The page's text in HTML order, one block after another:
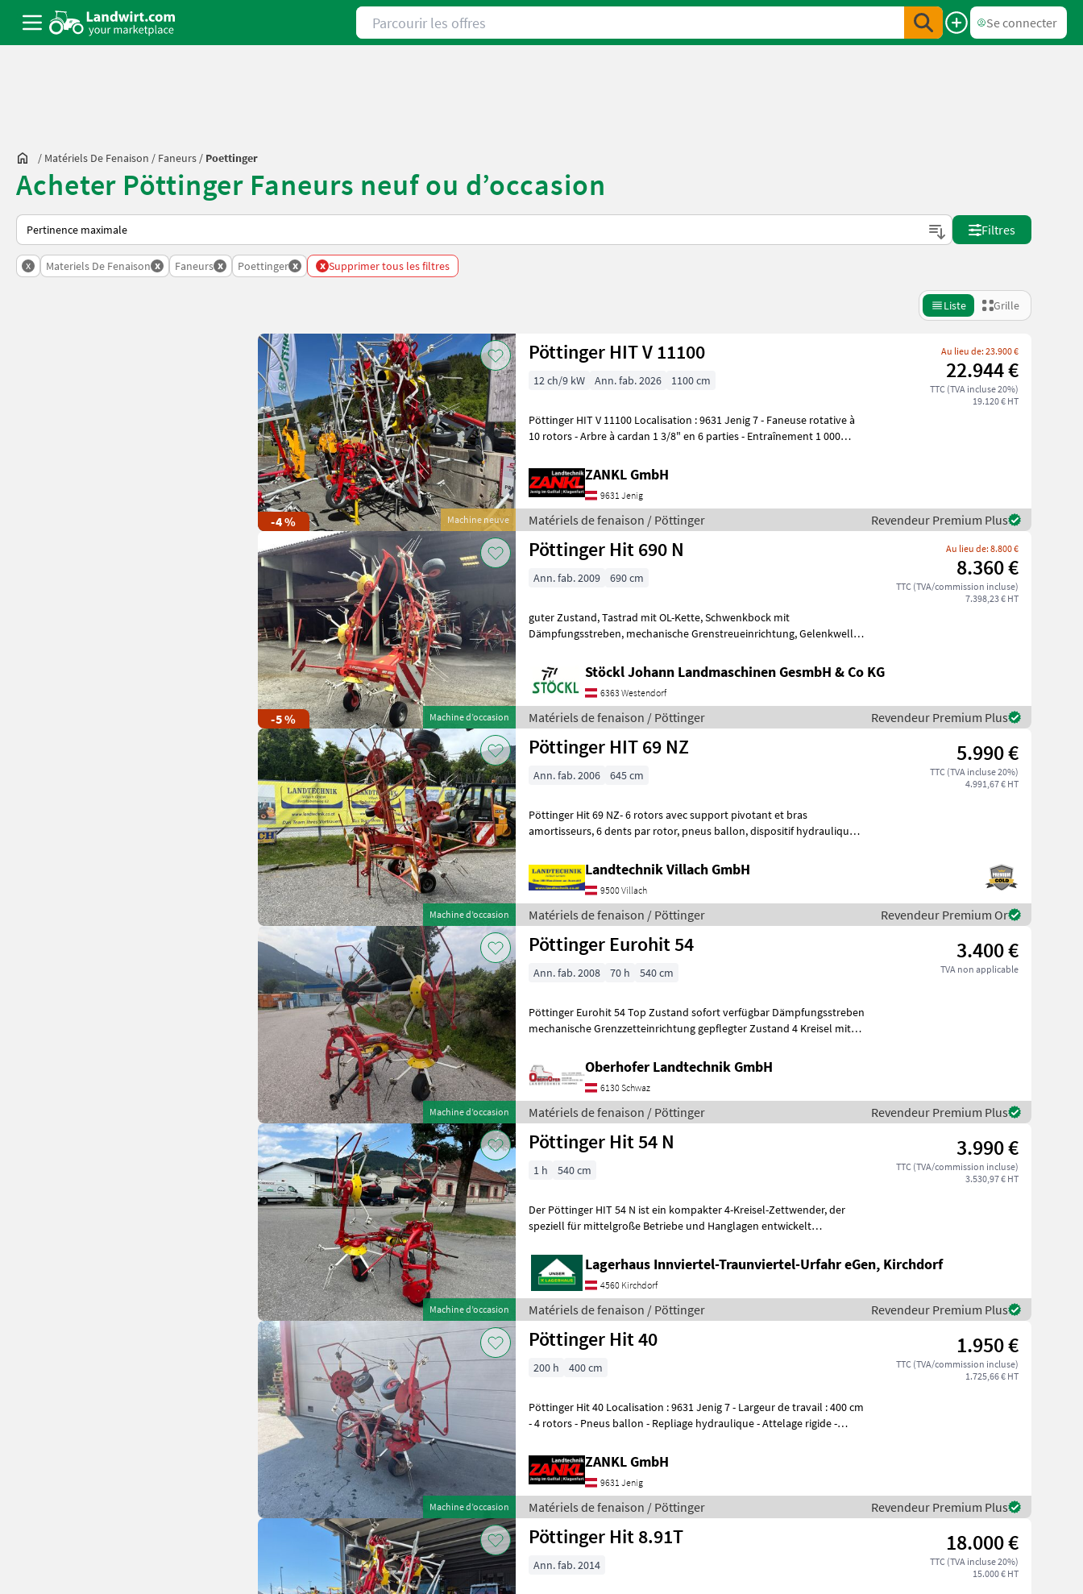
Parcourir les offres
Se connecter
/ Matériels De Fenaison / Faneurs / Poettinger
Acheter Pöttinger Faneurs neuf ou d’occasion
Voici comment les annonces sont triées sur Landwirt.com
Filtres
x Materiels De Fenaison x Faneurs x Poettinger x x Supprimer tous les filtres
Liste Grille
-4 % Machine neuve
Pöttinger HIT V 11100 Au lieu de: 23.900 €
22.944 €
TTC (TVA incluse 20%)
19.120 € HT
12 ch/9 kW Ann. fab. 2026 1100 cm
Pöttinger HIT V 11100 Localisation : 9631 Jenig 7 - Faneuse rotative à
10 rotors - Arbre à cardan 1 3/8" en 6 parties - Entraînement 1 000
ZANKL GmbH
9631 Jenig
Matériels de fenaison / Pöttinger Revendeur Premium Plus
-5 % Machine d’occasion
Pöttinger Hit 690 N Au lieu de: 8.800 €
8.360 €
TTC (TVA/commission incluse)
7.398,23 € HT
Ann. fab. 2009 690 cm
guter Zustand, Tastrad mit OL-Kette, Schwenkbock mit
Dämpfungsstreben, mechanische Grenstreueinrichtung, Gelenkwelle,
Stöckl Johann Landmaschinen GesmbH & Co KG
6363 Westendorf
Matériels de fenaison / Pöttinger Revendeur Premium Plus
Machine d’occasion
Pöttinger HIT 69 NZ 5.990 €
TTC (TVA incluse 20%)
4.991,67 € HT
Ann. fab. 2006 645 cm
Pöttinger Hit 69 NZ- 6 rotors avec support pivotant et bras
amortisseurs, 6 dents par rotor, pneus ballon, dispositif hydraulique
Landtechnik Villach GmbH
9500 Villach
Matériels de fenaison / Pöttinger Revendeur Premium Or
Machine d’occasion
Pöttinger Eurohit 54 3.400 €
TVA non applicable
Ann. fab. 2008 70 h 540 cm
Pöttinger Eurohit 54 Top Zustand sofort verfügbar Dämpfungsstreben
mechanische Grenzzetteinrichtung gepflegter Zustand 4 Kreisel mit
Oberhofer Landtechnik GmbH
6130 Schwaz
Matériels de fenaison / Pöttinger Revendeur Premium Plus
Machine d’occasion
Pöttinger Hit 54 N 3.990 €
TTC (TVA/commission incluse)
3.530,97 € HT
1 h 540 cm
Der Pöttinger HIT 54 N ist ein kompakter 4-Kreisel-Zettwender, der
speziell für mittelgroße Betriebe und Hanglagen entwickelt
Lagerhaus Innviertel-Traunviertel-Urfahr eGen, Kirchdorf
4560 Kirchdorf
Matériels de fenaison / Pöttinger Revendeur Premium Plus
Machine d’occasion
Pöttinger Hit 40 1.950 €
TTC (TVA/commission incluse)
1.725,66 € HT
200 h 400 cm
Pöttinger Hit 40 Localisation : 9631 Jenig 7 - Largeur de travail : 400 cm
- 4 rotors - Pneus ballon - Repliage hydraulique - Attelage rigide -
ZANKL GmbH
9631 Jenig
Matériels de fenaison / Pöttinger Revendeur Premium Plus
Pöttinger Hit 8.91T 18.000 €
TTC (TVA incluse 20%)
15.000 € HT
Ann. fab. 2014